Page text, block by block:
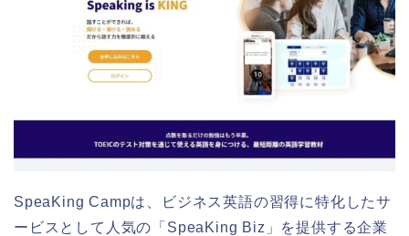
SpeaKing Campは、ビジネス英語の習得に特化したサ
ービスとして人気の「SpeaKing Biz」を提供する企業